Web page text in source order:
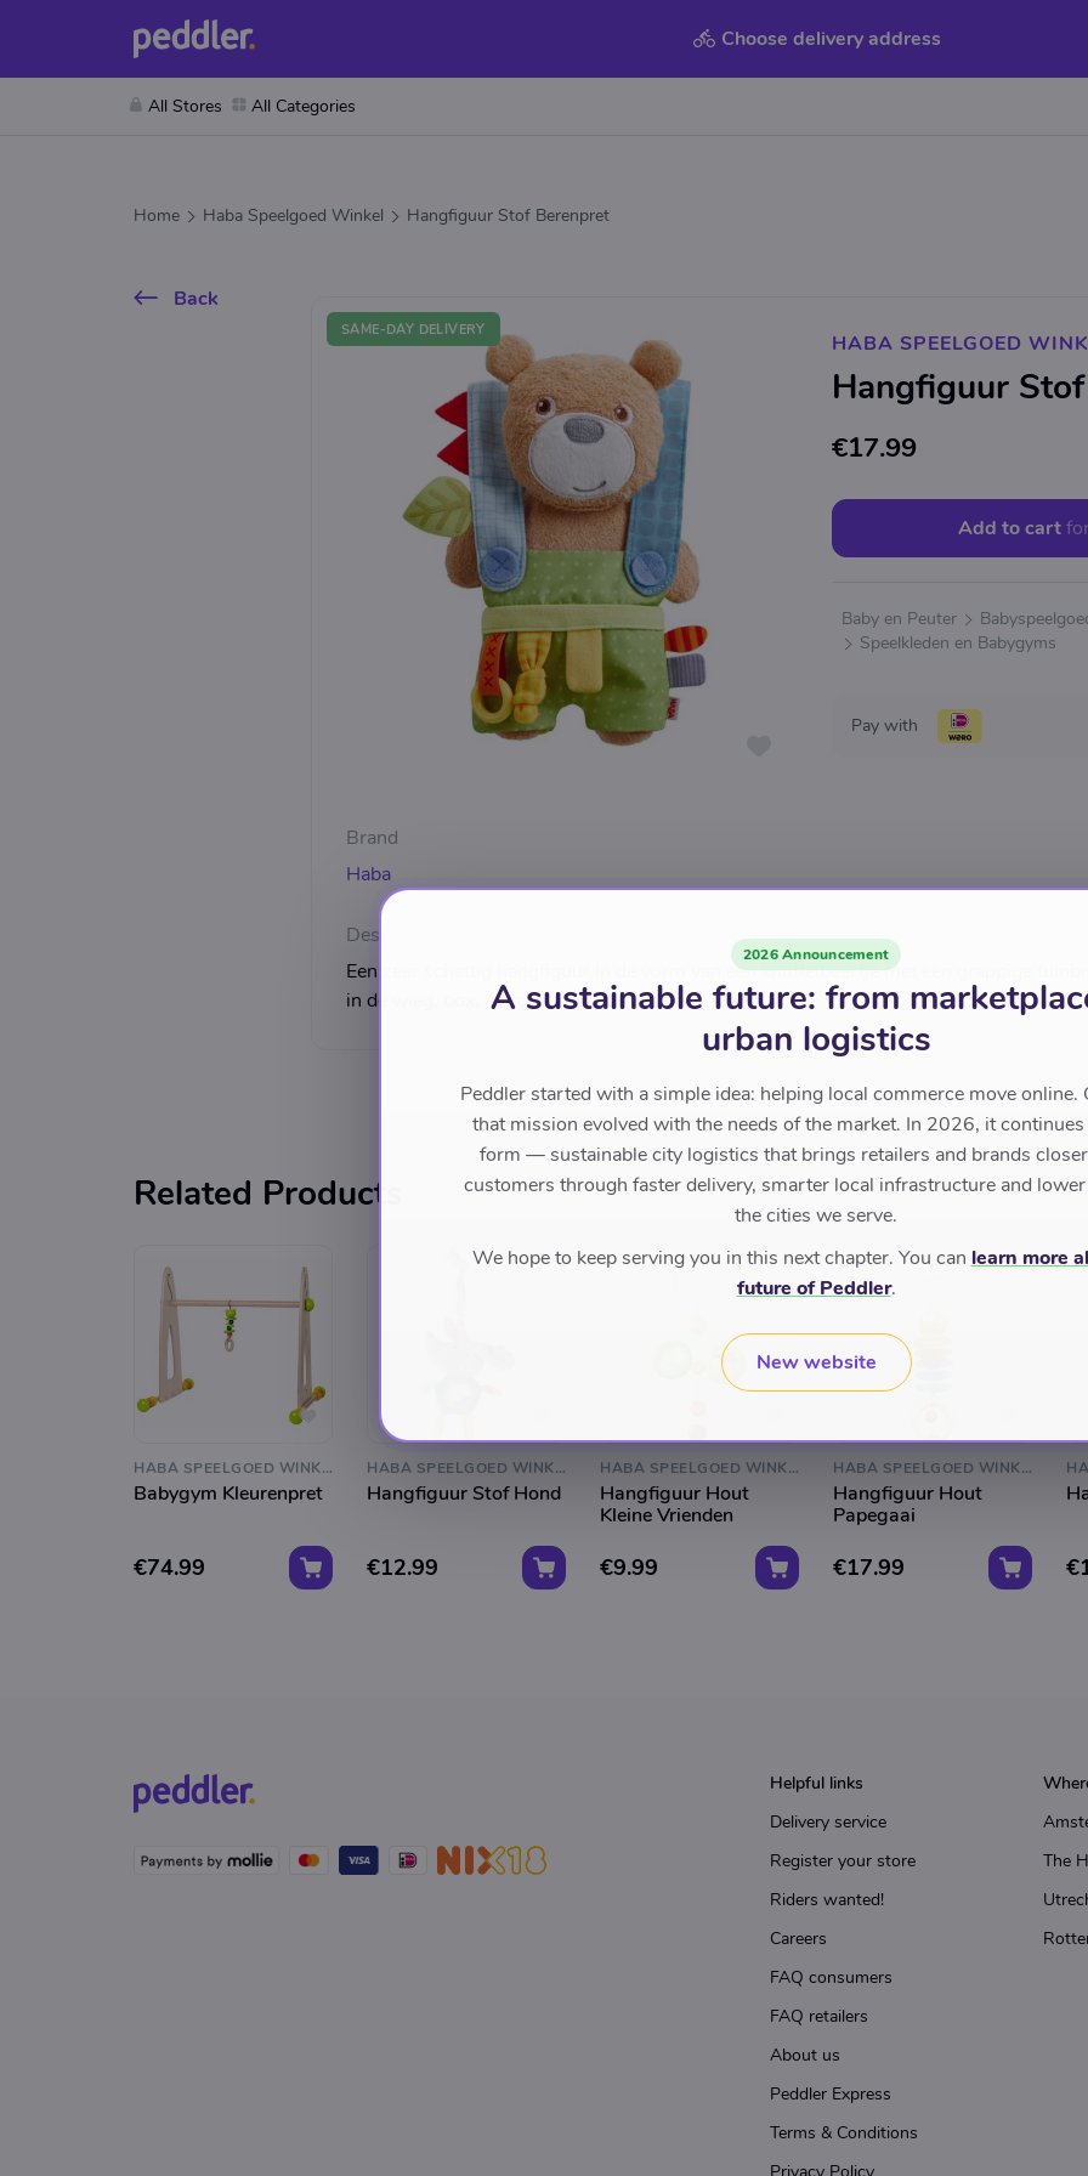
Choose delivery address
All Stores All Categories
Home Haba Speelgoed Winkel Hangfiguur Stof Berenpret
Back
SAME-DAY DELIVERY
HABA SPEELGOED
Hangfiguur
€17.99
Add to cart
Baby en Peuter
Speelkleden en Babygyms
Pay with
Brand
Haba
Description
Een zeer schattig hangfiguur in de vorm van een knuffelbeertje met een grappige
in de wieg, box, buggy of het autostoeltje
Related Products
HABA SPEELGOED WINKEL
Babygym Kleurenpret
€74.99
HABA SPEELGOED WINKEL
Hangfiguur Stof Hond
€12.99
HABA SPEELGOED WINKEL
Hangfiguur Hout
Kleine Vrienden
€9.99
HABA SPEELGOED WINKEL
Hangfiguur Hout
Papegaai
€17.99
Helpful links
Delivery service
Register your store
Riders wanted!
Careers
FAQ consumers
FAQ retailers
About us
Peddler Express
Terms & Conditions
The
2026 Announcement
A sustainable future: from
urban logistics
Peddler started with a simple idea: helping local commerce move online.
that mission evolved with the needs of the market. In 2026, it
form — sustainable city logistics that brings retailers and brands
customers through faster delivery, smarter local infrastructure and
the cities we serve.
We hope to keep serving you in this next chapter. You can learn more
future of Peddler.
New website